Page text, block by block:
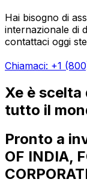
Hai bisogno di
internazionale di
contattaci oggi
Chiamaci: +1
Xe è scelta
tutto il
Pronto a
OF INDIA,